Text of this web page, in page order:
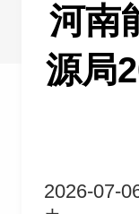
河南
源局
2026-07-